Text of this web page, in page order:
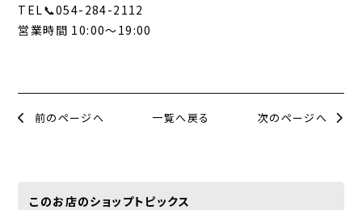
TEL📞054-284-2112
営業時間 10:00～19:00
前のページへ 次のページへ
一覧へ戻る
このお店のショップトピックス